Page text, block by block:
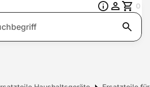
0